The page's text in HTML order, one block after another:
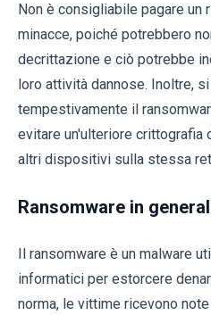
Non è consigliabile pagare
minacce, poiché potrebbero
decrittazione e ciò potrebbe
loro attività dannose. Inoltre,
tempestivamente il
evitare un'ulteriore crittografia
altri dispositivi sulla stessa
Ransomware in
Il ransomware è un malware
informatici per estorcere
norma, le vittime ricevono